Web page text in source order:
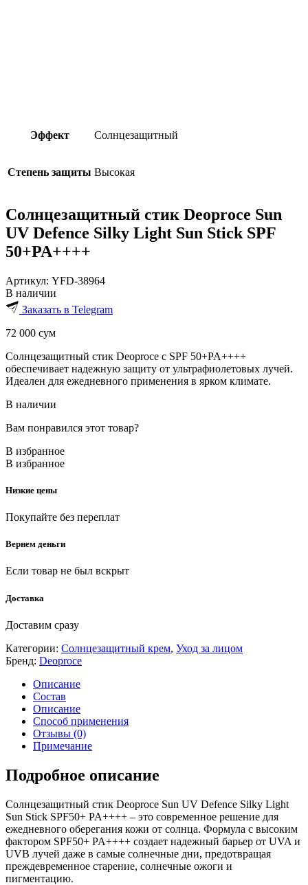
Эффект Солнцезащитный
Степень защиты Высокая
Солнцезащитный стик Deoproce Sun
UV Defence Silky Light Sun Stick SPF
50+PA++++
Артикул: YFD-38964
В наличии
Заказать в Telegram
72 000 сум
Солнцезащитный стик Deoproce с SPF 50+PA++++
обеспечивает надежную защиту от ультрафиолетовых лучей.
Идеален для ежедневного применения в ярком климате.
В наличии
Вам понравился этот товар?
В избранное
В избранное
Низкие цены
Покупайте без переплат
Вернем деньги
Если товар не был вскрыт
Доставка
Доставим сразу
Категории: Солнцезащитный крем, Уход за лицом
Бренд: Deoproce
Описание
Состав
Описание
Способ применения
Отзывы (0)
Примечание
Подробное описание
Солнцезащитный стик Deoproce Sun UV Defence Silky Light
Sun Stick SPF50+ PA++++ – это современное решение для
ежедневного оберегания кожи от солнца. Формула с высоким
фактором SPF50+ PA++++ создает надежный барьер от UVA и
UVB лучей даже в самые солнечные дни, предотвращая
преждевременное старение, солнечные ожоги и
пигментацию.